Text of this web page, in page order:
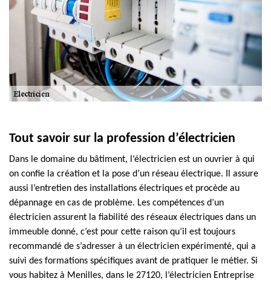
Tout savoir sur la profession d’électricien
Dans le domaine du bâtiment, l’électricien est un ouvrier à qui
on confie la création et la pose d’un réseau électrique. Il assure
aussi l’entretien des installations électriques et procède au
dépannage en cas de problème. Les compétences d’un
électricien assurent la fiabilité des réseaux électriques dans un
immeuble donné, c’est pour cette raison qu’il est toujours
recommandé de s’adresser à un électricien expérimenté, qui a
suivi des formations spécifiques avant de pratiquer le métier. Si
vous habitez à Menilles, dans le 27120, l’électricien Entreprise